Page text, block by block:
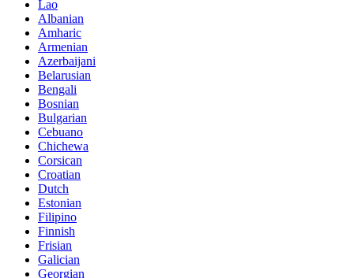
Lao
Albanian
Amharic
Armenian
Azerbaijani
Belarusian
Bengali
Bosnian
Bulgarian
Cebuano
Chichewa
Corsican
Croatian
Dutch
Estonian
Filipino
Finnish
Frisian
Galician
Georgian